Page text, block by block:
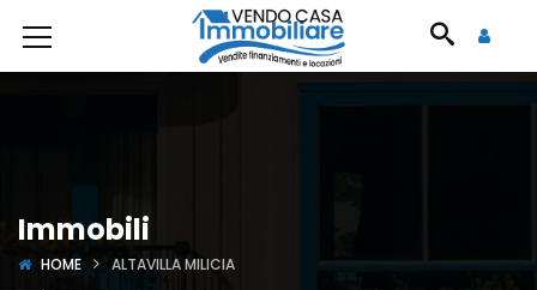
Immobili
HOME ALTAVILLA MILICIA